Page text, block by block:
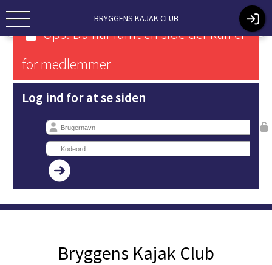
BRYGGENS KAJAK CLUB
Ups! Du har ramt en side der kun er
for medlemmer
Log ind for at se siden
Bryggens Kajak Club